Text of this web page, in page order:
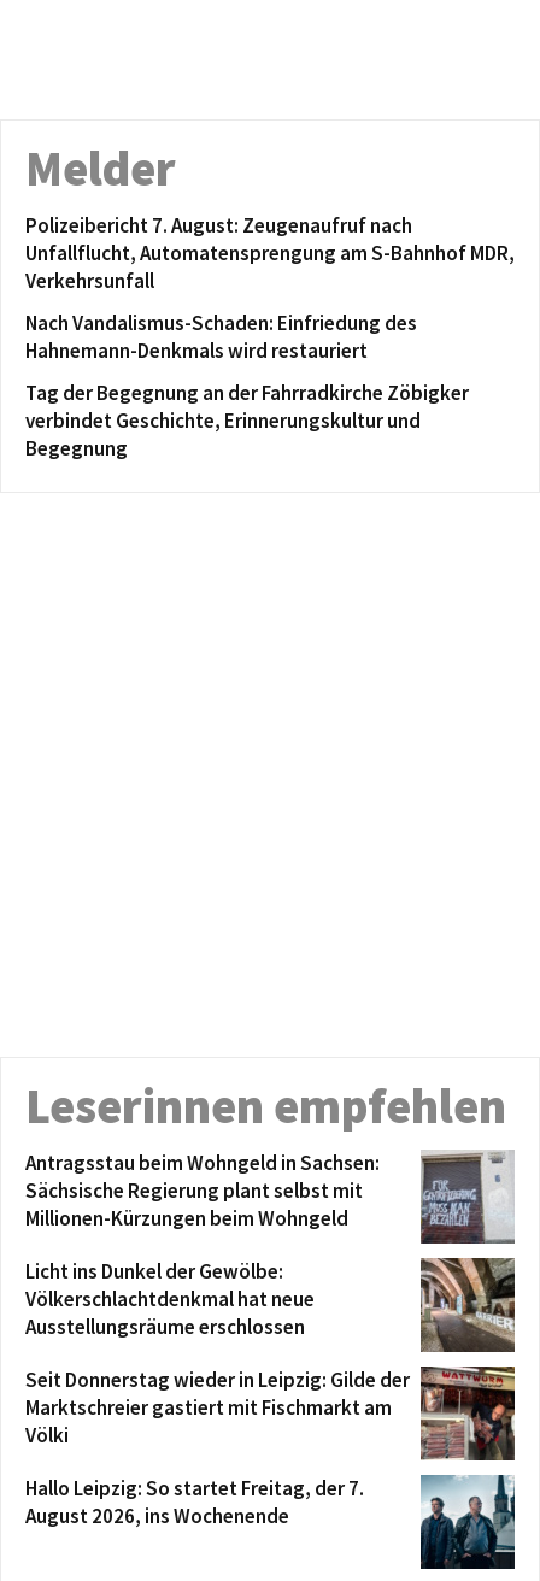
Melder
Polizeibericht 7. August: Zeugenaufruf nach
Unfallflucht, Automatensprengung am S-Bahnhof MDR,
Verkehrsunfall
Nach Vandalismus-Schaden: Einfriedung des
Hahnemann-Denkmals wird restauriert
Tag der Begegnung an der Fahrradkirche Zöbigker
verbindet Geschichte, Erinnerungskultur und
Begegnung
Leserinnen empfehlen
Antragsstau beim Wohngeld in Sachsen:
Sächsische Regierung plant selbst mit
Millionen-Kürzungen beim Wohngeld
Licht ins Dunkel der Gewölbe:
Völkerschlachtdenkmal hat neue
Ausstellungsräume erschlossen
Seit Donnerstag wieder in Leipzig: Gilde der
Marktschreier gastiert mit Fischmarkt am
Völki
Hallo Leipzig: So startet Freitag, der 7.
August 2026, ins Wochenende